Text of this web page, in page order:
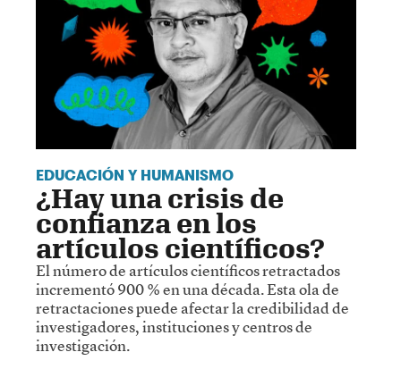
EDUCACIÓN Y HUMANISMO
¿Hay una crisis de
confianza en los
artículos científicos?
El número de artículos científicos retractados
incrementó 900 % en una década. Esta ola de
retractaciones puede afectar la credibilidad de
investigadores, instituciones y centros de
investigación.